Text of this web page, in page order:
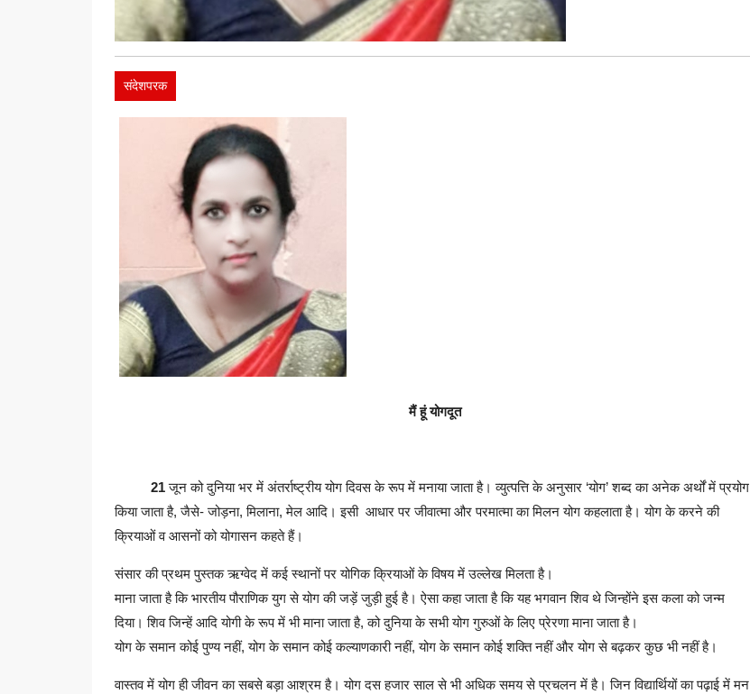
संदेशपरक
मैं हूं योगदूत
21जून को दुनिया भर में अंतर्राष्ट्रीय योग दिवस के रूप में मनाया जाता है। व्युत्पत्ति के अनुसार ‘योग’ शब्द का अनेक अर्थों में प्रयोग
किया जाता है, जैसे- जोड़ना, मिलाना, मेल आदि। इसी आधार पर जीवात्मा और परमात्मा का मिलन योग कहलाता है। योग के करने की
क्रियाओं व आसनों को योगासन कहते हैं।
संसार की प्रथम पुस्तक ऋग्वेद में कई स्थानों पर योगिक क्रियाओं के विषय में उल्लेख मिलता है।
माना जाता है कि भारतीय पौराणिक युग से योग की जड़ें जुड़ी हुई है। ऐसा कहा जाता है कि यह भगवान शिव थे जिन्होंने इस कला को जन्म
दिया। शिव जिन्हें आदि योगी के रूप में भी माना जाता है, को दुनिया के सभी योग गुरुओं के लिए प्रेरणा माना जाता है।
योग के समान कोई पुण्य नहीं, योग के समान कोई कल्याणकारी नहीं, योग के समान कोई शक्ति नहीं और योग से बढ़कर कुछ भी नहीं है।
वास्तव में योग ही जीवन का सबसे बड़ा आश्रम है। योग दस हजार साल से भी अधिक समय से प्रचलन में है। जिन विद्यार्थियों का पढ़ाई में मन